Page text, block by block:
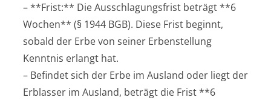
– **Frist:** Die Ausschlagungsfrist beträgt **6
Wochen** (§ 1944 BGB). Diese Frist beginnt,
sobald der Erbe von seiner Erbenstellung
Kenntnis erlangt hat.
– Befindet sich der Erbe im Ausland oder liegt der
Erblasser im Ausland, beträgt die Frist **6